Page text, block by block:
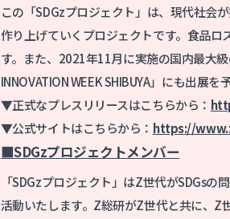
この「SDGzプロジェクト」は、現代社会
作り上げていくプロジェクトです。食品ロ
す。また、2021年11⽉に実施の国内最⼤
INNOVATION WEEK SHIBUYA」にも出展を
▼正式なプレスリリースはこちらから：
▼公式サイトはこちらから： https://
■SDGzプロジェクトメンバー
「SDGzプロジェクト」はZ世代がSDGs
活動いたします。Z総研がZ世代と共に、Z